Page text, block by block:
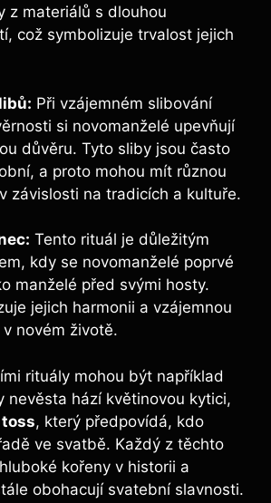
z materiálů s dlouhou
což symbolizuje trvalost jejich
Při vzájemném slibování
si novomanželé upevňují
důvěru. Tyto sliby jsou často
a proto mohou mít různou
závislosti na tradicích a kultuře.
Tento rituál je důležitým
kdy se novomanželé poprvé
manželé před svými hosty.
jejich harmonii a vzájemnou
novém životě.
rituály mohou být například
nevěsta hází květinovou kytici,
, který předpovídá, kdo
ve svatbě. Každý z těchto
kořeny v historii a
obohacují svatební slavnosti.